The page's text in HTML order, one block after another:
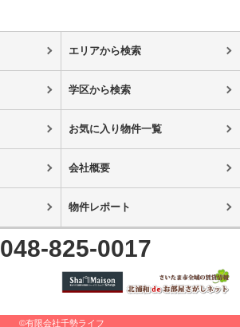
エリアから検索
学区から検索
お気に入り物件一覧
会社概要
物件レポート
048-825-0017
©有限会社千勢ライフ